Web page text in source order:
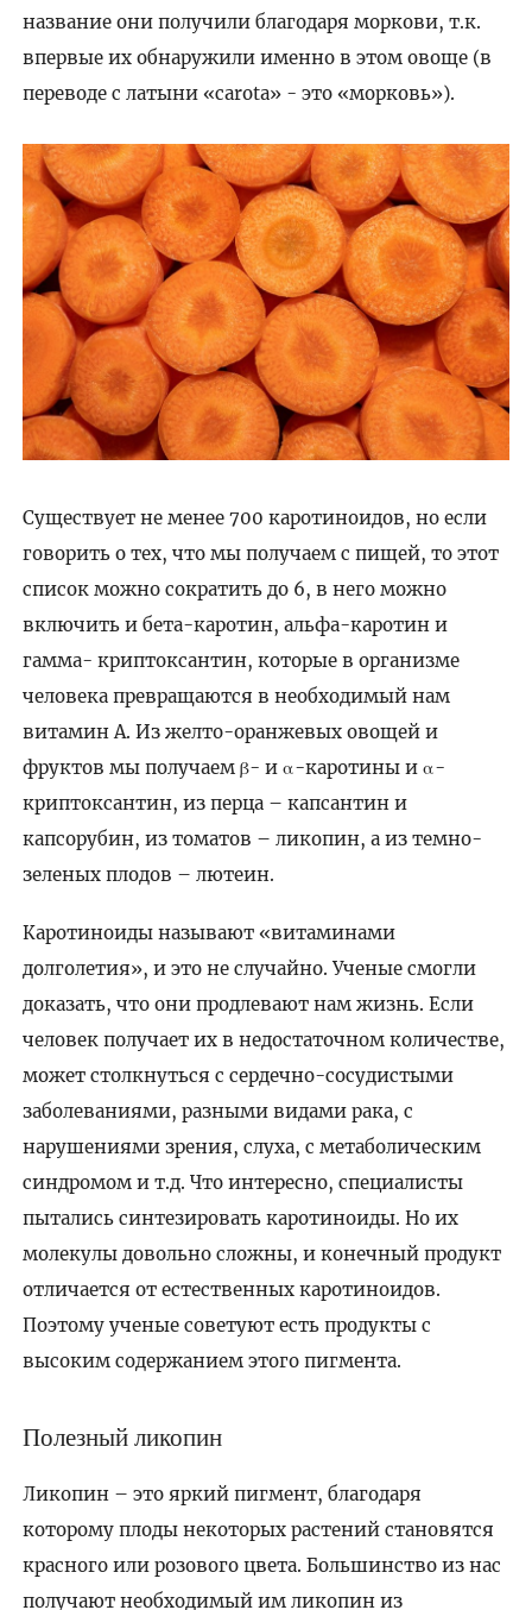
название они получили благодаря моркови, т.к.
впервые их обнаружили именно в этом овоще (в
переводе с латыни «carota» - это «морковь»).
Существует не менее 700 каротиноидов, но если
говорить о тех, что мы получаем с пищей, то этот
список можно сократить до 6, в него можно
включить и бета-каротин, альфа-каротин и
гамма- криптоксантин, которые в организме
человека превращаются в необходимый нам
витамин А. Из желто-оранжевых овощей и
фруктов мы получаем β- и α-каротины и α-
криптоксантин, из перца – капсантин и
капсорубин, из томатов – ликопин, а из темно-
зеленых плодов – лютеин.
Каротиноиды называют «витаминами
долголетия», и это не случайно. Ученые смогли
доказать, что они продлевают нам жизнь. Если
человек получает их в недостаточном количестве,
может столкнуться с сердечно-сосудистыми
заболеваниями, разными видами рака, с
нарушениями зрения, слуха, с метаболическим
синдромом и т.д. Что интересно, специалисты
пытались синтезировать каротиноиды. Но их
молекулы довольно сложны, и конечный продукт
отличается от естественных каротиноидов.
Поэтому ученые советуют есть продукты с
высоким содержанием этого пигмента.
Полезный ликопин
Ликопин – это яркий пигмент, благодаря
которому плоды некоторых растений становятся
красного или розового цвета. Большинство из нас
получают необходимый им ликопин из